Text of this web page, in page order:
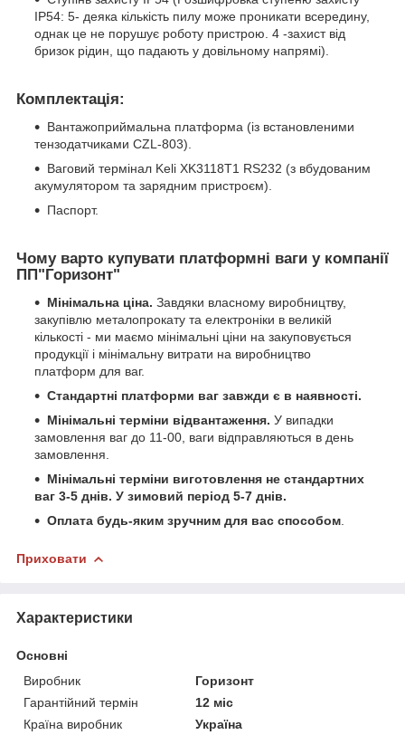
IP54: 5- деяка кількість пилу може проникати всередину,
однак це не порушує роботу пристрою. 4 -захист від
бризок рідин, що падають у довільному напрямі).
Комплектація:
Вантажоприймальна платформа (із встановленими
тензодатчиками CZL-803).
Ваговий термінал Keli XK3118Т1 RS232 (з вбудованим
акумулятором та зарядним пристроєм).
Паспорт.
Чому варто купувати платформні ваги у компанії
ПП"Горизонт"
Мінімальна ціна. Завдяки власному виробництву,
закупівлю металопрокату та електроніки в великій
кількості - ми маємо мінімальні ціни на закуповується
продукції і мінімальну витрати на виробництво
платформ для ваг.
Стандартні платформи ваг завжди є в наявності.
Мінімальні терміни відвантаження. У випадки
замовлення ваг до 11-00, ваги відправляються в день
замовлення.
Мінімальні терміни виготовлення не стандартних
ваг 3-5 днів. У зимовий період 5-7 днів.
Оплата будь-яким зручним для вас способом
Приховати
Характеристики
Основні
Виробник
Горизонт
Гарантійний термін
12 міс
Країна виробник
Україна